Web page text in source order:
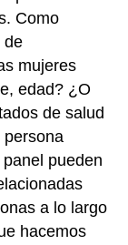
Como
de
mujeres
edad? ¿O
de salud
persona
pueden
a lo largo
hacemos